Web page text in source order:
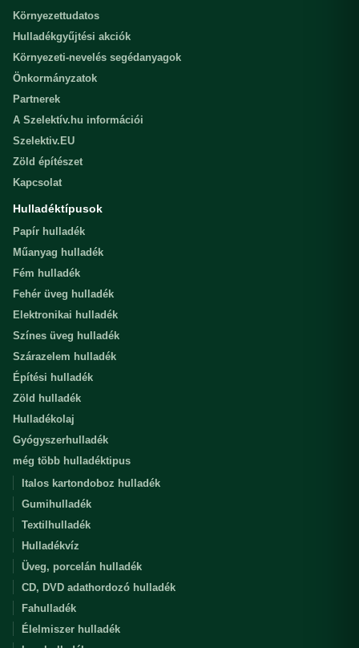
Környezettudatos
Hulladékgyűjtési akciók
Környezeti-nevelés segédanyagok
Önkormányzatok
Partnerek
A Szelektív.hu információi
Szelektiv.EU
Zöld építészet
Kapcsolat
Hulladéktípusok
Papír hulladék
Műanyag hulladék
Fém hulladék
Fehér üveg hulladék
Elektronikai hulladék
Színes üveg hulladék
Szárazelem hulladék
Építési hulladék
Zöld hulladék
Hulladékolaj
Gyógyszerhulladék
még több hulladéktipus
Italos kartondoboz hulladék
Gumihulladék
Textilhulladék
Hulladékvíz
Üveg, porcelán hulladék
CD, DVD adathordozó hulladék
Fahulladék
Élelmiszer hulladék